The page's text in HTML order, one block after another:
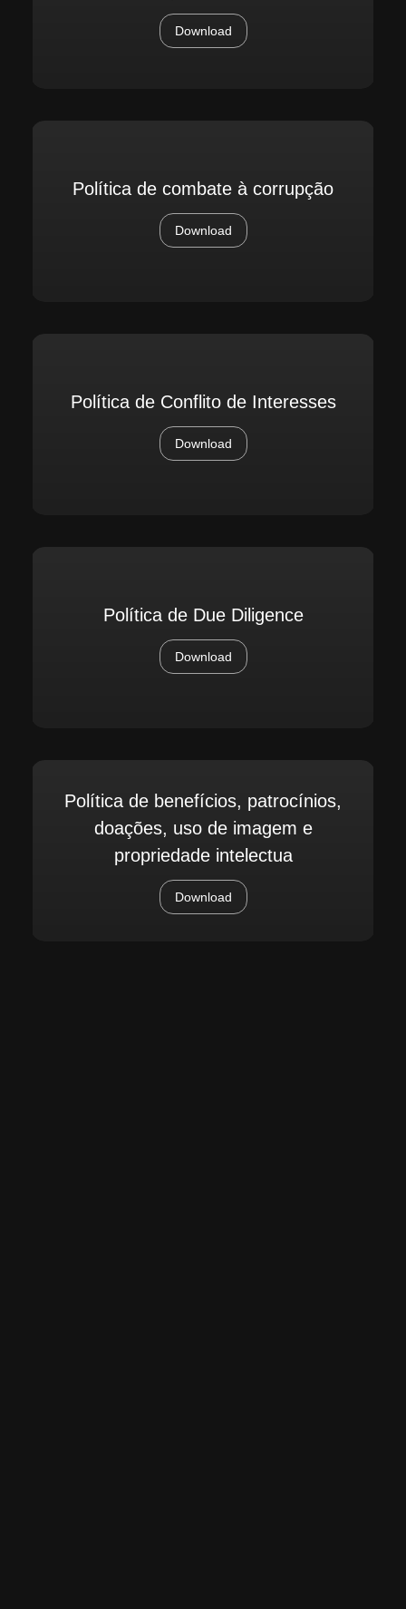
Download
Política de combate à corrupção
Download
Política de Conflito de Interesses
Download
Política de Due Diligence
Download
Política de benefícios, patrocínios,
doações, uso de imagem e
propriedade intelectua
Download